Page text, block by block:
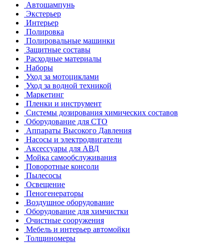
Автошампунь
Экстерьер
Интерьер
Полировка
Полировальные машинки
Защитные составы
Расходные материалы
Наборы
Уход за мотоциклами
Уход за водной техникой
Маркетинг
Пленки и инструмент
Системы дозирования химических составов
Оборудование для СТО
Аппараты Высокого Давления
Насосы и электродвигатели
Аксессуары для АВД
Мойка самообслуживания
Поворотные консоли
Пылесосы
Освещение
Пеногенераторы
Воздушное оборудование
Оборудование для химчистки
Очистные сооружения
Мебель и интерьер автомойки
Толщиномеры